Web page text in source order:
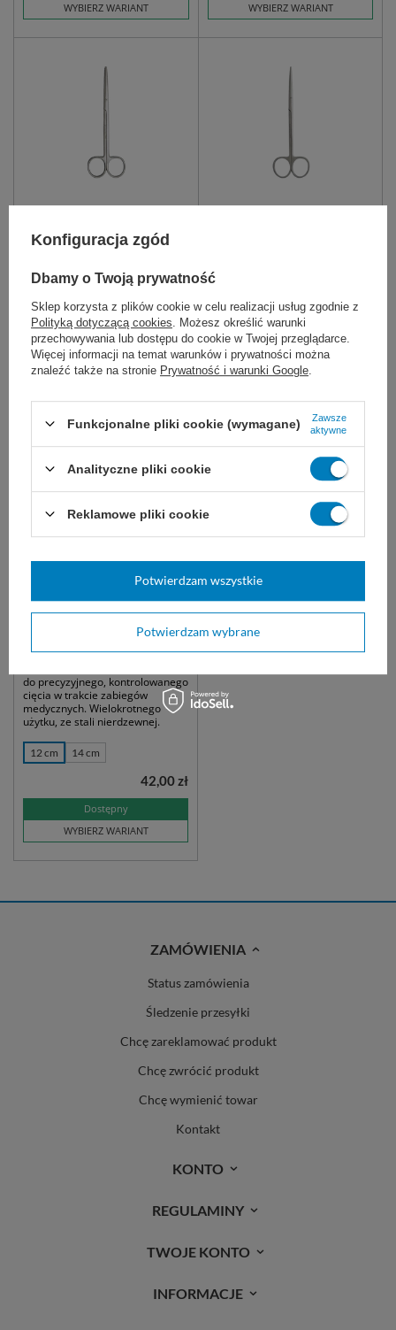
WYBIERZ WARIANT
WYBIERZ WARIANT
METZENBAUM - proste
do wykonywania precyzyjnych
krwionośnych, nerwów i innych
ze stali nierdzewnej. T/T
14 cm 16 cm 18 cm
20 cm
więcej
krwionośnych, nerwów i innych
ze stali nierdzewnej.
14 cm 16 cm 18 cm
Dostępny
WYBIERZ WARIANT
KNOWLES
do precyzyjnego, kontrolowanego
cięcia w trakcie zabiegów
medycznych. Wielokrotnego
użytku, ze stali nierdzewnej.
12 cm 14 cm
Dostępny
WYBIERZ WARIANT
42,00 zł
ZAMÓWIENIA
Status zamówienia
Śledzenie przesyłki
Chcę zareklamować produkt
Chcę zwrócić produkt
Chcę wymienić towar
Kontakt
KONTO
REGULAMINY
TWOJE KONTO
INFORMACJE
Konfiguracja zgód
Dbamy o Twoją prywatność
Sklep korzysta z plików cookie w celu realizacji usług zgodnie z
Polityką dotyczącą cookies . Możesz określić warunki
przechowywania lub dostępu do cookie w Twojej przeglądarce.
Więcej informacji na temat warunków i prywatności można
znaleźć także na stronie Prywatność i warunki Google
Funkcjonalne pliki cookie (wymagane)
Zawsze
aktywne
Analityczne pliki cookie
Reklamowe pliki cookie
Potwierdzam wybrane
Potwierdzam wszystkie